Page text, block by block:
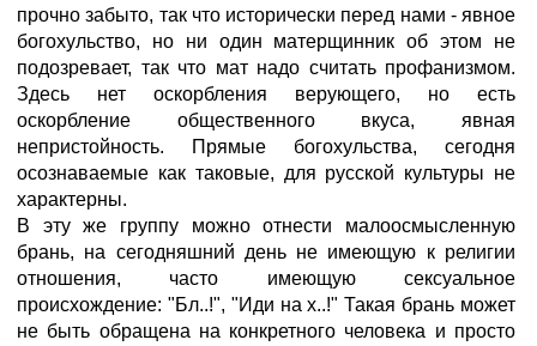
прочно забыто, так что исторически перед нами - явное
богохульство, но ни один матерщинник об этом не
подозревает, так что мат надо считать профанизмом.
Здесь нет оскорбления верующего, но есть
оскорбление общественного вкуса, явная
непристойность. Прямые богохульства, сегодня
осознаваемые как таковые, для русской культуры не
характерны.
В эту же группу можно отнести малоосмысленную
брань, на сегодняшний день не имеющую к религии
отношения, часто имеющую сексуальное
происхождение: "Бл..!", "Иди на х..!" Такая брань может
не быть обращена на конкретного человека и просто